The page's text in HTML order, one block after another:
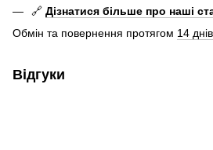
🔗 Дізнатися більше про наші
Обмін та повернення протягом 14 днів
Відгуки